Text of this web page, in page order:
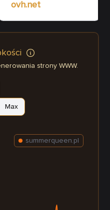
ovh.net
strony WWW.
Max
summerqueen.pl